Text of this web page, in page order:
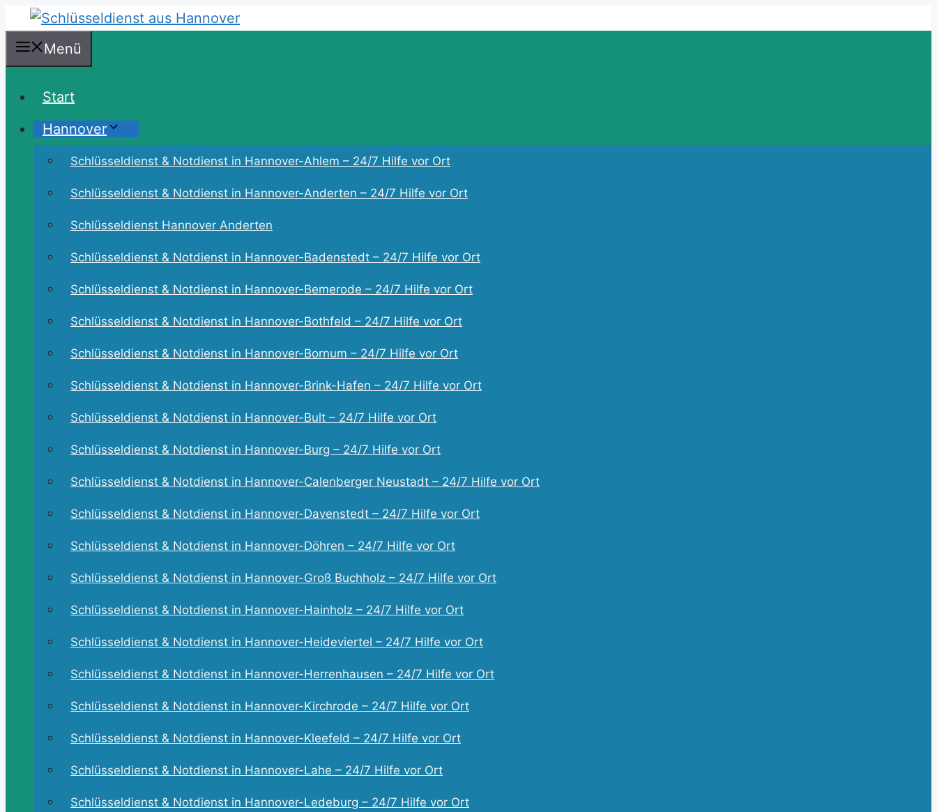
Zum
Inhalt
springenMenü
Start
Hannover
Schlüsseldienst & Notdienst in Hannover-Ahlem – 24/7 Hilfe vor Ort
Schlüsseldienst & Notdienst in Hannover-Anderten – 24/7 Hilfe vor Ort
Schlüsseldienst Hannover Anderten
Schlüsseldienst & Notdienst in Hannover-Badenstedt – 24/7 Hilfe vor Ort
Schlüsseldienst & Notdienst in Hannover-Bemerode – 24/7 Hilfe vor Ort
Schlüsseldienst & Notdienst in Hannover-Bothfeld – 24/7 Hilfe vor Ort
Schlüsseldienst & Notdienst in Hannover-Bornum – 24/7 Hilfe vor Ort
Schlüsseldienst & Notdienst in Hannover-Brink-Hafen – 24/7 Hilfe vor Ort
Schlüsseldienst & Notdienst in Hannover-Bult – 24/7 Hilfe vor Ort
Schlüsseldienst & Notdienst in Hannover-Burg – 24/7 Hilfe vor Ort
Schlüsseldienst & Notdienst in Hannover-Calenberger Neustadt – 24/7 Hilfe vor Ort
Schlüsseldienst & Notdienst in Hannover-Davenstedt – 24/7 Hilfe vor Ort
Schlüsseldienst & Notdienst in Hannover-Döhren – 24/7 Hilfe vor Ort
Schlüsseldienst & Notdienst in Hannover-Groß Buchholz – 24/7 Hilfe vor Ort
Schlüsseldienst & Notdienst in Hannover-Hainholz – 24/7 Hilfe vor Ort
Schlüsseldienst & Notdienst in Hannover-Heideviertel – 24/7 Hilfe vor Ort
Schlüsseldienst & Notdienst in Hannover-Herrenhausen – 24/7 Hilfe vor Ort
Schlüsseldienst & Notdienst in Hannover-Kirchrode – 24/7 Hilfe vor Ort
Schlüsseldienst & Notdienst in Hannover-Kleefeld – 24/7 Hilfe vor Ort
Schlüsseldienst & Notdienst in Hannover-Lahe – 24/7 Hilfe vor Ort
Schlüsseldienst & Notdienst in Hannover-Ledeburg – 24/7 Hilfe vor Ort